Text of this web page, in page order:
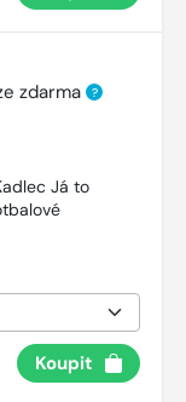
zdarma ?
Já to
Koupit